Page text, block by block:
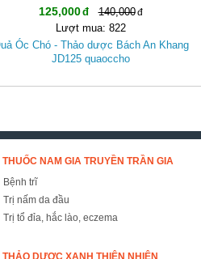
125,000
140,000
Lượt mua: 822
Óc Chó - Thảo dược Bách An Khang
JD125 quaoccho
THUỐC NAM GIA TRUYỀN TRẦN GIA
Bệnh trĩ
Trị nấm da đầu
Trị tổ đỉa, hắc lào, eczema
THẢO DƯỢC XANH THIÊN NHIÊN